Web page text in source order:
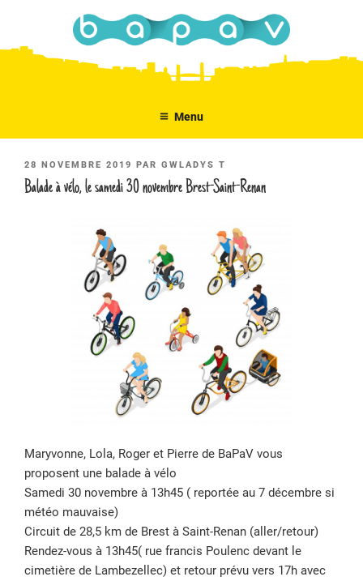
contenu
Menu
PUBLIÉ
LE
28 NOVEMBRE 2019 PAR GWLADYS T
Balade à vélo, le samedi 30 novembre Brest-Saint-Renan
Maryvonne, Lola, Roger et Pierre de BaPaV vous
proposent une balade à vélo
Samedi 30 novembre à 13h45 ( reportée au 7 décembre si
météo mauvaise)
Circuit de 28,5 km de Brest à Saint-Renan (aller/retour)
Rendez-vous à 13h45( rue francis Poulenc devant le
cimetière de Lambezellec) et retour prévu vers 17h avec